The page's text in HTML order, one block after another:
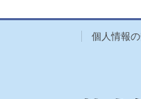
個人情報